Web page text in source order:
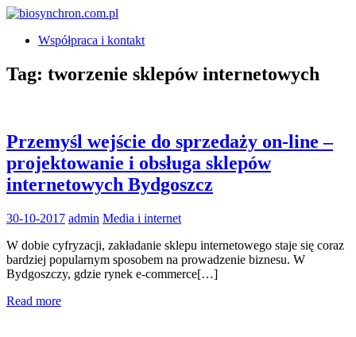
Skip
content
biosynchron.com.pl
Współpraca i kontakt
Tag: tworzenie sklepów internetowych
Przemyśl wejście do sprzedaży on-line –
projektowanie i obsługa sklepów
internetowych Bydgoszcz
30-10-2017 admin Media i internet
W dobie cyfryzacji, zakładanie sklepu internetowego staje się coraz
bardziej popularnym sposobem na prowadzenie biznesu. W
Bydgoszczy, gdzie rynek e-commerce[…]
Read more